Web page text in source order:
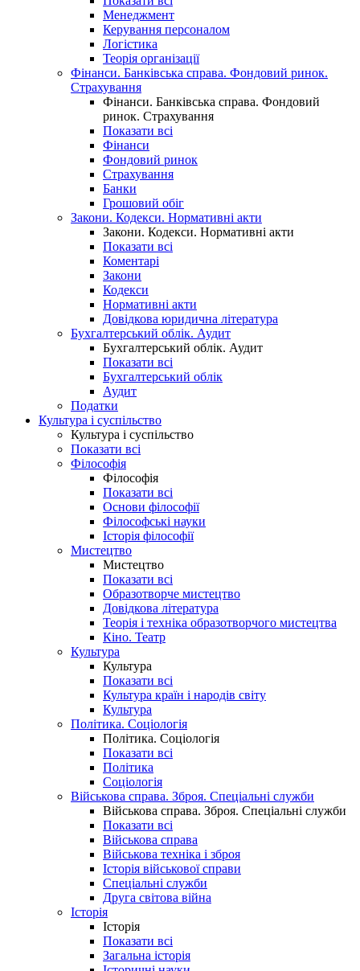
Менеджмент
Керування персоналом
Логістика
Теорія організації
Фінанси. Банківська справа. Фондовий ринок.
Страхування
Фінанси. Банківська справа. Фондовий
ринок. Страхування
Показати всі
Фінанси
Фондовий ринок
Страхування
Банки
Грошовий обіг
Закони. Кодекси. Нормативні акти
Закони. Кодекси. Нормативні акти
Показати всі
Коментарі
Закони
Кодекси
Нормативні акти
Довідкова юридична література
Бухгалтерський облік. Аудит
Бухгалтерський облік. Аудит
Показати всі
Бухгалтерський облік
Аудит
Податки
Культура і суспільство
Культура і суспільство
Показати всі
Філософія
Філософія
Показати всі
Основи філософії
Філософські науки
Історія філософії
Мистецтво
Мистецтво
Показати всі
Образотворче мистецтво
Довідкова література
Теорія і техніка образотворчого мистецтва
Кіно. Театр
Культура
Культура
Показати всі
Культура країн і народів світу
Культура
Політика. Соціологія
Політика. Соціологія
Показати всі
Політика
Соціологія
Військова справа. Зброя. Спеціальні служби
Військова справа. Зброя. Спеціальні служби
Показати всі
Військова справа
Військова техніка і зброя
Історія військової справи
Спеціальні служби
Друга світова війна
Історія
Історія
Показати всі
Загальна історія